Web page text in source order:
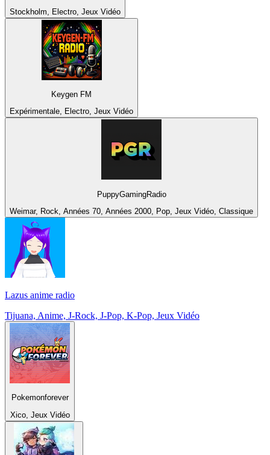
Stockholm, Electro, Jeux Vidéo
Keygen FM
Expérimentale, Electro, Jeux Vidéo
PuppyGamingRadio
Weimar, Rock, Années 70, Années 2000, Pop, Jeux Vidéo, Classique
Lazus anime radio
Tijuana, Anime, J-Rock, J-Pop, K-Pop, Jeux Vidéo
Pokemonforever
Xico, Jeux Vidéo